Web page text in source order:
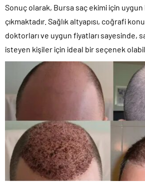
Sonuç olarak, Bursa saç ekimi için
çıkmaktadır. Sağlık altyapısı, coğrafi
doktorları ve uygun fiyatları sayesinde,
isteyen kişiler için ideal bir seçenek